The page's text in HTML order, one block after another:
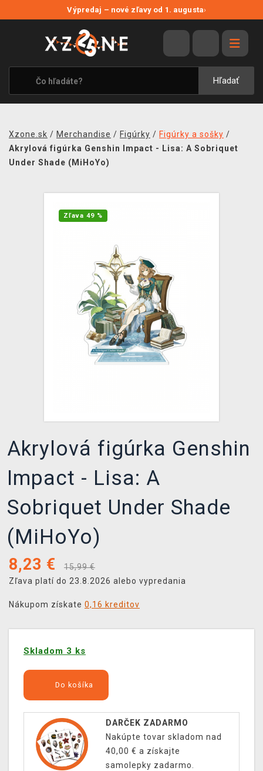
Výpredaj – nové zľavy od 1. augusta›
Hľadať
VÝPREDAJ
VIDEOHRY
XZONE ORIGINALS
TEMATIKY
MERCHANDISE
Xzone.sk / Merchandise / Figúrky / Figúrky a sošky /
Akrylová figúrka Genshin Impact - Lisa: A Sobriquet
Under Shade (MiHoYo)
Zľava 49 %
Akrylová figúrka Genshin
Impact - Lisa: A
Sobriquet Under Shade
(MiHoYo)
8,23 €
15,99 €
Zľava platí do 23.8.2026 alebo vypredania
Nákupom získate 0,16 kreditov
Skladom 3 ks
Do košíka
DARČEK ZADARMO
Nakúpte tovar skladom nad
40,00 € a získajte
samolepky zadarmo.